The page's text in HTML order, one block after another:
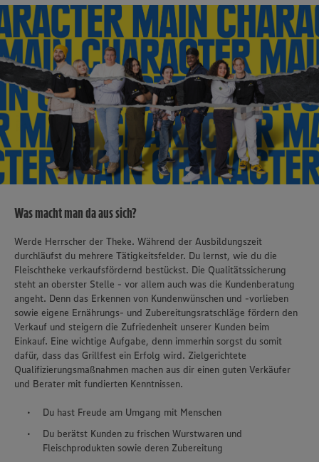
Was macht man da aus sich?
Werde Herrscher der Theke. Während der Ausbildungszeit
durchläufst du mehrere Tätigkeitsfelder. Du lernst, wie du die
Fleischtheke verkaufsfördernd bestückst. Die Qualitätssicherung
steht an oberster Stelle - vor allem auch was die Kundenberatung
angeht. Denn das Erkennen von Kundenwünschen und -vorlieben
sowie eigene Ernährungs- und Zubereitungsratschläge fördern den
Verkauf und steigern die Zufriedenheit unserer Kunden beim
Einkauf. Eine wichtige Aufgabe, denn immerhin sorgst du somit
dafür, dass das Grillfest ein Erfolg wird. Zielgerichtete
Qualifizierungsmaßnahmen machen aus dir einen guten Verkäufer
und Berater mit fundierten Kenntnissen.
Du hast Freude am Umgang mit Menschen
Du berätst Kunden zu frischen Wurstwaren und
Fleischprodukten sowie deren Zubereitung